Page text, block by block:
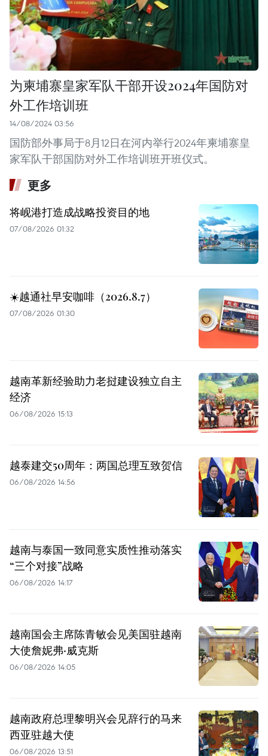
为柬埔寨皇家军队干部开设2024年国防对
外工作培训班
14/08/2024 03:56
国防部外事局于8月12日在河内举行2024年柬埔寨皇
家军队干部国防对外工作培训班开班仪式。
更多
将岘港打造成战略投资目的地
07/08/2026 01:32
☀️越通社早安咖啡（2026.8.7）
07/08/2026 01:30
越南革新经验助力老挝建设独立自主
经济
06/08/2026 15:13
越泰建交50周年：两国总理互致贺信
06/08/2026 14:56
越南与泰国一致同意实质性推动落实
“三个对接”战略
06/08/2026 14:17
越南国会主席陈青敏会见美国驻越南
大使詹妮弗·威克斯
06/08/2026 14:05
越南政府总理黎明兴会见辞行的马来
西亚驻越大使
06/08/2026 13:51